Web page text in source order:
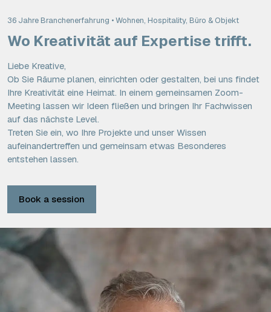
36 Jahre Branchenerfahrung • Wohnen, Hospitality, Büro & Objekt
Wo Kreativität auf Expertise trifft.
Liebe Kreative,
Ob Sie Räume planen, einrichten oder gestalten, bei uns findet
Ihre Kreativität eine Heimat. In einem gemeinsamen Zoom-
Meeting lassen wir Ideen fließen und bringen Ihr Fachwissen
auf das nächste Level.
Treten Sie ein, wo Ihre Projekte und unser Wissen
aufeinandertreffen und gemeinsam etwas Besonderes
entstehen lassen.
Book a session